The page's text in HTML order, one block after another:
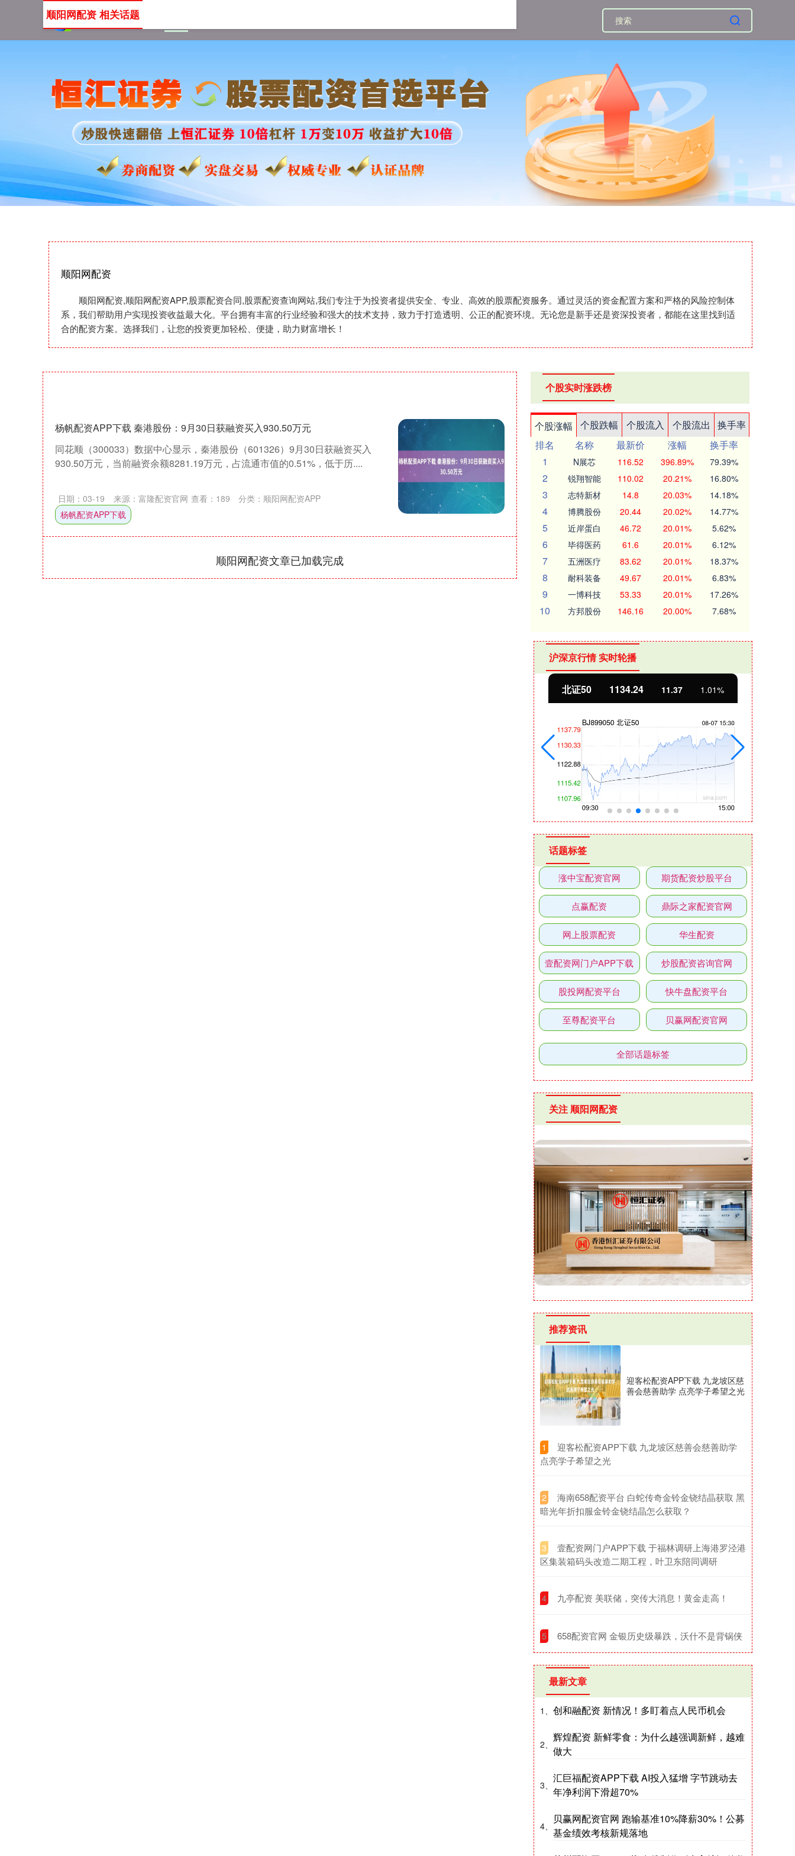
顺阳网配资
顺阳网配资,顺阳网配资APP,股票配资合同,股票配资查询网站,我们专注于为投资者提供安全、专业、高效的股票配资服务。通过灵活的资金配置方案和严格的风险控制体
系，我们帮助用户实现投资收益最大化。平台拥有丰富的行业经验和强大的技术支持，致力于打造透明、公正的配资环境。无论您是新手还是资深投资者，都能在这里找到适
合的配资方案。选择我们，让您的投资更加轻松、便捷，助力财富增长！
顺阳网配资 相关话题
杨帆配资APP下载 秦港股份：9月30日获融资买入930.50万元
同花顺（300033）数据中心显示，秦港股份（601326）9月30日获融资买入
930.50万元，当前融资余额8281.19万元，占流通市值的0.51%，低于历....
日期：03-19 来源：富隆配资官网 查看： 189 分类： 顺阳网配资APP
杨帆配资APP下载
顺阳网配资文章已加载完成
个股实时涨跌榜
个股涨幅 个股跌幅 个股流入 个股流出
换手率
排名
名称 最新价 涨幅
换手率
1
N展芯 116.52 396.89% 79.39%
2 锐翔智能 110.02 20.21% 16.80%
3 志特新材 14.8 20.03% 14.18%
4 博腾股份 20.44 20.02% 14.77%
5 近岸蛋白 46.72 20.01% 5.62%
6 毕得医药 61.6 20.01% 6.12%
7 五洲医疗 83.62 20.01% 18.37%
8 耐科装备 49.67 20.01% 6.83%
9 一博科技 53.33 20.01% 17.26%
10 方邦股份 146.16 20.00% 7.68%
沪深京行情 实时轮播
北证50 1134.24 11.37 1.01%
话题标签
涨中宝配资官网 期货配资炒股平台
点赢配资 鼎际之家配资官网
网上股票配资 华生配资
壹配资网门户APP下载 炒股配资咨询官网
股投网配资平台 快牛盘配资平台
至尊配资平台 贝赢网配资官网
全部话题标签
关注 顺阳网配资
推荐资讯
迎客松配资APP下载 九龙坡区慈
善会慈善助学 点亮学子希望之光
1
​迎客松配资APP下载 九龙坡区慈善会慈善助学
点亮学子希望之光
2
​海南658配资平台 白蛇传奇金铃金铙结晶获取 黑
暗光年折扣服金铃金铙结晶怎么获取？
3
​壹配资网门户APP下载 于福林调研上海港罗泾港
区集装箱码头改造二期工程，叶卫东陪同调研
4 ​九亭配资 美联储，突传大消息！黄金走高！
5 ​658配资官网 金银历史级暴跌，沃什不是背锅侠
最新文章
1、 创和融配资 新情况！多盯着点人民币机会
2、
辉煌配资 新鲜零食：为什么越强调新鲜，越难
做大
3、
汇巨福配资APP下载 AI投入猛增 字节跳动去
年净利润下滑超70%
4、
贝赢网配资官网 跑输基准10%降薪30%！公募
基金绩效考核新规落地